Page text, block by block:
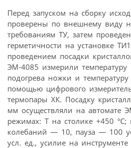
Перед запуском на сборку
проверены по внешнему виду
требованиям ТУ, затем
герметичности на установке
проведением посадки
ЭМ-4085 измерили температуру
подогрева ножки и
помощью цифрового
термопары ХК. Посадку
мм осуществляли на автомате
режимах: Т на столике +450 °С;
колебаний — 10, пауза — 100
усл. ед., усилие на